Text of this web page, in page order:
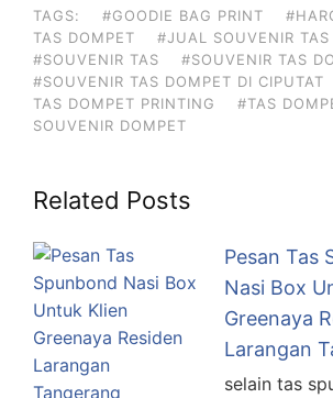
TAGS: #GOODIE BAG PRINT
TAS DOMPET
#JUAL SOUVENIR TAS
#SOUVENIR TAS
#SOUVENIR TAS
#SOUVENIR TAS DOMPET DI CIPUTAT
TAS DOMPET PRINTING
#TAS
SOUVENIR DOMPET
Related Posts
Pesan Tas
Nasi Box
Greenaya
Larangan
selain tas